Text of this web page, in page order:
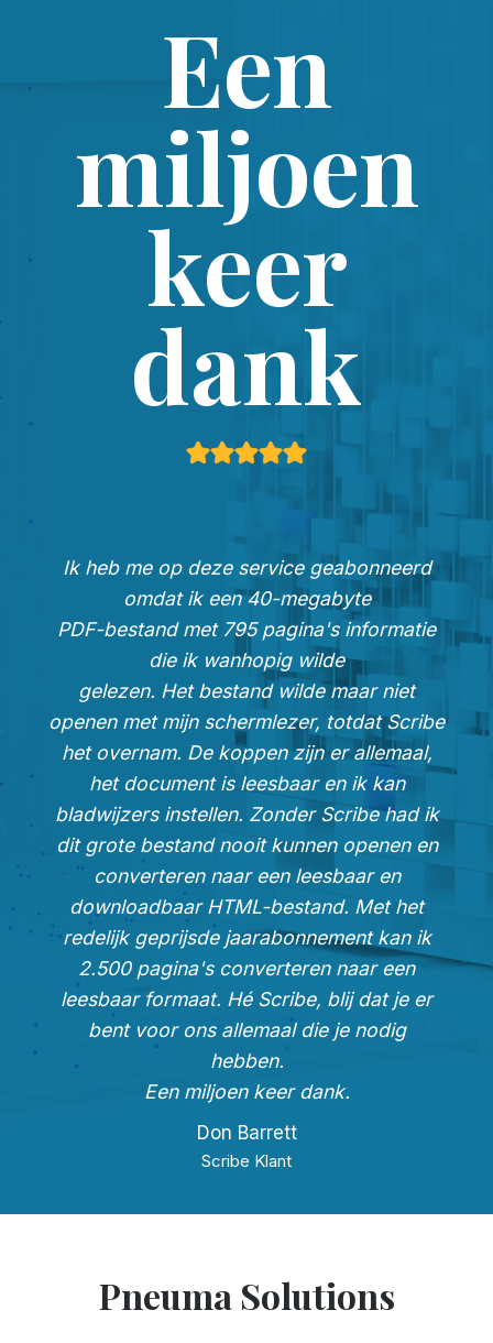
Een
miljoen
keer
dank
Ik heb me op deze service geabonneerd
omdat ik een 40-megabyte
PDF-bestand met 795 pagina's informatie
die ik wanhopig wilde
gelezen. Het bestand wilde maar niet
openen met mijn schermlezer, totdat Scribe
het overnam. De koppen zijn er allemaal,
het document is leesbaar en ik kan
bladwijzers instellen. Zonder Scribe had ik
dit grote bestand nooit kunnen openen en
converteren naar een leesbaar en
downloadbaar HTML-bestand. Met het
redelijk geprijsde jaarabonnement kan ik
2.500 pagina's converteren naar een
leesbaar formaat. Hé Scribe, blij dat je er
bent voor ons allemaal die je nodig
hebben.
Een miljoen keer dank.
Don Barrett
Scribe Klant
Pneuma Solutions